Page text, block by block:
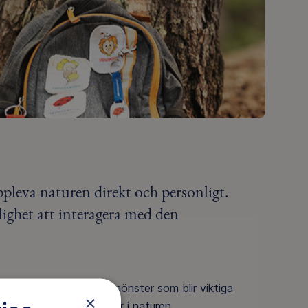
naturen direkt och personligt.
att interagera med den
grunden för rörelsemönster som blir viktiga
×